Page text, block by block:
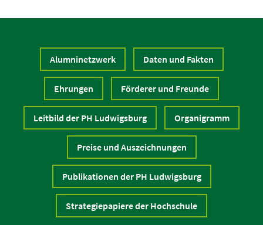
Alumninetzwerk Daten und Fakten
Ehrungen Förderer und Freunde
Leitbild der PH Ludwigsburg Organigramm
Preise und Auszeichnungen
Publikationen der PH Ludwigsburg
Strategiepapiere der Hochschule